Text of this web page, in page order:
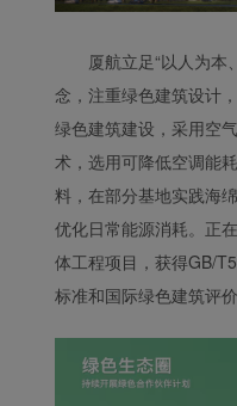
厦航立足“以人为本
念，注重绿色建筑设计
绿色建筑建设，采用空
术，选用可降低空调能
料，在部分基地实践海
优化日常能源消耗。正
体工程项目，获得GB/
标准和国际绿色建筑评